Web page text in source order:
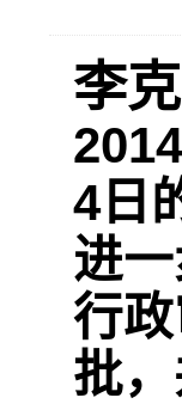
李
4日
进
行
批